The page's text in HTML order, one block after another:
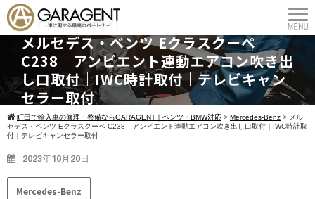
メルセデス・ベンツ Eクラスクーペ
C238 アンビエント連動エアコン吹き出
し口取付｜IWC時計取付｜テレビキャン
セラー取付
町田で輸入車の修理・整備ならGARAGENT｜ベンツ・BMW対応 > Mercedes-Benz > メル
セデス・ベンツ Eクラスクーペ C238 アンビエント連動エアコン吹き出し口取付｜IWC時計取
付｜テレビキャンセラー取付
2023年10月20日
Mercedes-Benz